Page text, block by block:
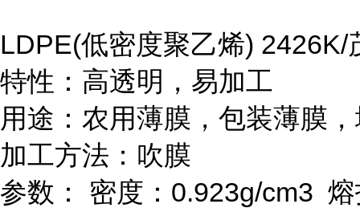
LDPE(低密度聚乙烯) 2426K/
特性：高透明，易加工
用途：农用薄膜，包装薄膜
加工方法：吹膜
参数：
密度： 0.923g/cm3